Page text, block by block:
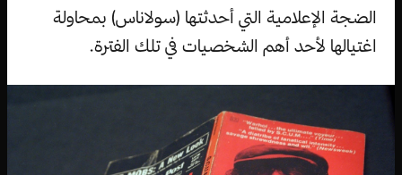
الضجة الإعلامية التي أحدثتها (سولاناس) بمحاولة
اغتيالها لأحد أهم الشخصيات في تلك الفترة.